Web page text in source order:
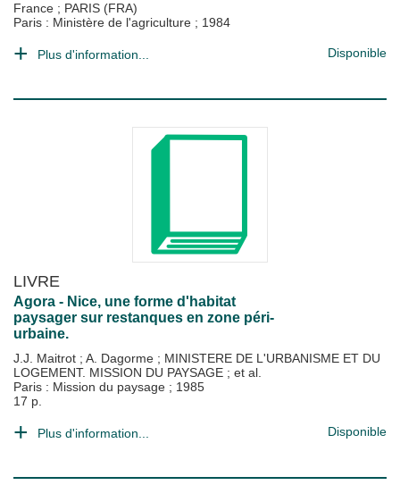
France ; PARIS (FRA)
Paris : Ministère de l'agriculture ; 1984
Plus d'information... Disponible
LIVRE
Agora - Nice, une forme d'habitat
paysager sur restanques en zone péri-
urbaine.
J.J. Maitrot ; A. Dagorme ; MINISTERE DE L'URBANISME ET DU
LOGEMENT. MISSION DU PAYSAGE ; et al.
Paris : Mission du paysage ; 1985
17 p.
Plus d'information... Disponible